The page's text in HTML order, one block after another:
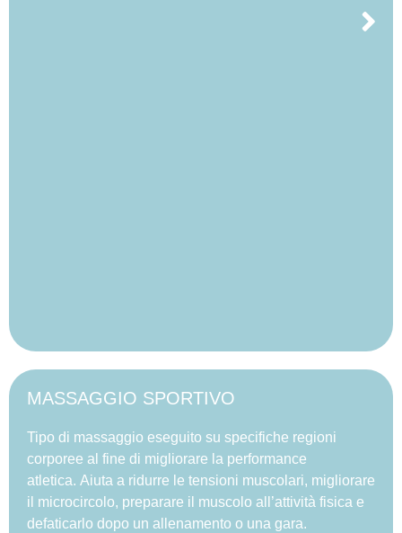
MASSAGGIO SPORTIVO
Tipo di massaggio eseguito su specifiche regioni
corporee al fine di migliorare la performance
atletica. Aiuta a ridurre le tensioni muscolari, migliorare
il microcircolo, preparare il muscolo all’attività fisica e
defaticarlo dopo un allenamento o una gara.